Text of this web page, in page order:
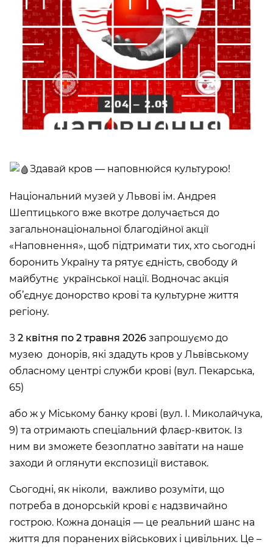
Новаківського
Художньо-меморіальний музей Івана
Труша
Художній музей “Сокальщина”
Фондові зібрання
Бібліотека
Про музей
Коротко про музей
Історія музею
Відділи/контакти
Інформація для ЗМІ
Національний музей у
Львові імені Андрея
Шептицького
ПРОСПЕКТ СВОБОДИ, 20,
ЛЬВІВ, УКРАЇНА, 79000
Пн
Вихідний день
Вт, Ср, Чт,
Пт, Сб, Нд
10:00 –– 18:00*
* Квиткова каса працює до 17:30
Історичний комплекс
Національного музею у
Львові імені Андрея
Шептицького
ВУЛ. М. ДРАГОМАНОВА, 42,
Чт, Пт, Сб,
Художньо-меморіальний
музей Олени Кульчицької
7, ЛЬВІВ, УКРАЇНА
Пн
Вихідний день
Пт
10:00 –– 18:00*
* Квиткова каса працює до 16:30
Здавай кров — наповнюйся культурою!
Національний музей у Львові ім. Андрея
Шептицького вже вкотре долучається до
загальнонаціональної благодійної акції
«Наповнення», щоб підтримати тих, хто сьогодні
боронить Україну та рятує єдність, свободу й
майбутнє української нації. Водночас акція
об’єднує донорство крові та культурне життя
регіону.
З 2 квітня по 2 травня 2026 запрошуємо до
музею донорів, які здадуть кров у Львівському
обласному центрі служби крові (вул. Пекарська,
65)
або ж у Міському банку крові (вул. І. Миколайчука,
9) та отримають спеціальний флаєр-квиток. Із
ним ви зможете безоплатно завітати на наше
заходи й оглянути експозиції виставок.
Сьогодні, як ніколи, важливо розуміти, що
потреба в донорській крові є надзвичайно
гострою. Кожна донація — це реальний шанс на
життя для поранених військових і цивільних. Це –